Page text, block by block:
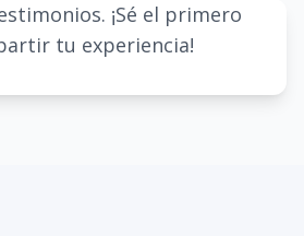
¡Sé el primero
tu experiencia!